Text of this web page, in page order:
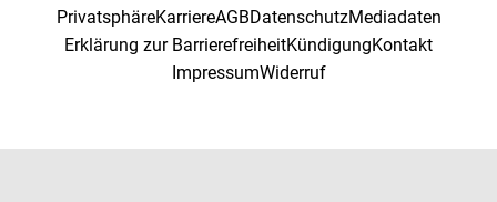
PrivatsphäreKarriereAGBDatenschutzMediadaten
Erklärung zur BarrierefreiheitKündigungKontakt
ImpressumWiderruf